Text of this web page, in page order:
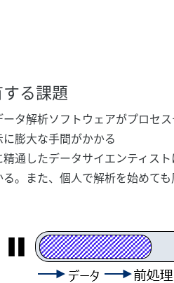
る課題
タ解析ソフトウェアがプロセ
膨大な手間がかかる
通したデータサイエンティス
る。また、個人で解析を始めて